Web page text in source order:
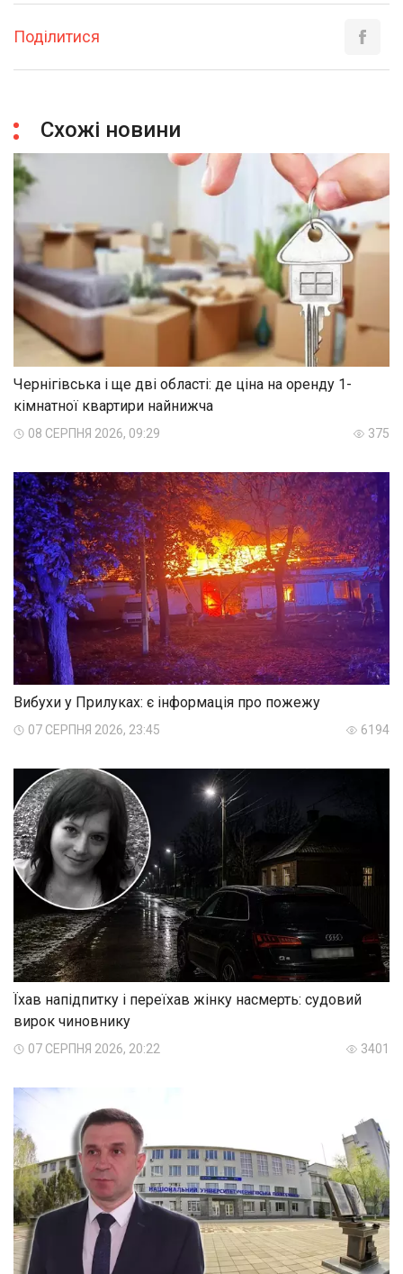
Поділитися
Схожі новини
Чернігівська і ще дві області: де ціна на оренду 1-
кімнатної квартири найнижча
08 СЕРПНЯ 2026, 09:29 375
Вибухи у Прилуках: є інформація про пожежу
07 СЕРПНЯ 2026, 23:45 6194
Їхав напідпитку і переїхав жінку насмерть: судовий
вирок чиновнику
07 СЕРПНЯ 2026, 20:22 3401